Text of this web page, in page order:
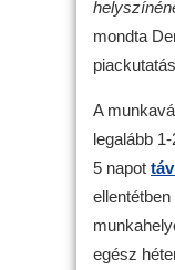
mondta
A
legalább
5 napot
egész